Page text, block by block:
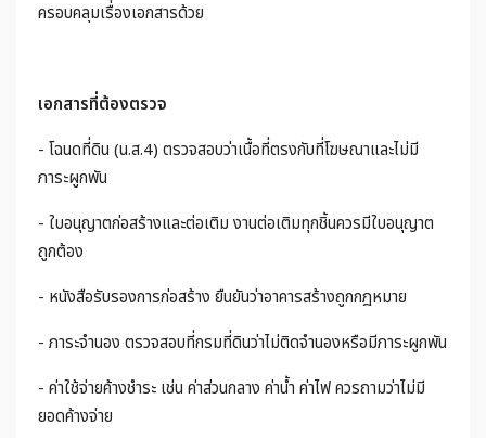
ครอบคลุมเรื่องเอกสารด้วย
เอกสารที่ต้องตรวจ
- โฉนดที่ดิน (น.ส.4) ตรวจสอบว่าเนื้อที่ตรงกับที่โฆษณาและไม่มี
ภาระผูกพัน
- ใบอนุญาตก่อสร้างและต่อเติม งานต่อเติมทุกชิ้นควรมีใบอนุญาต
ถูกต้อง
- หนังสือรับรองการก่อสร้าง ยืนยันว่าอาคารสร้างถูกกฎหมาย
- ภาระจำนอง ตรวจสอบที่กรมที่ดินว่าไม่ติดจำนองหรือมีภาระผูกพัน
- ค่าใช้จ่ายค้างชำระ เช่น ค่าส่วนกลาง ค่าน้ำ ค่าไฟ ควรถามว่าไม่มี
ยอดค้างจ่าย